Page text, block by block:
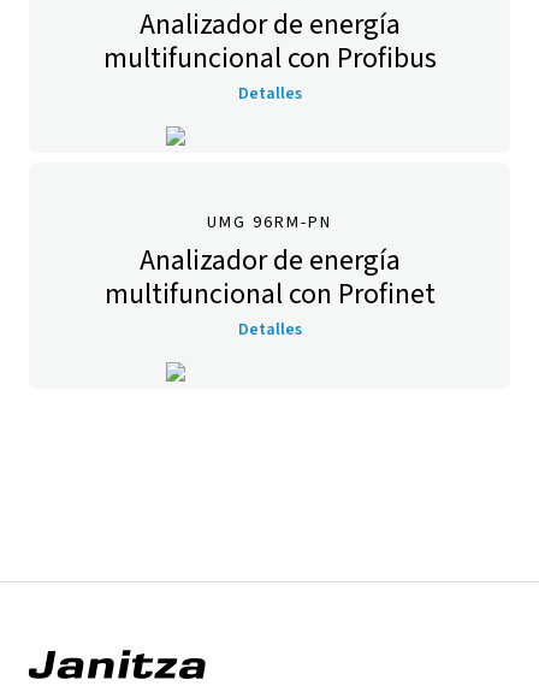
Analizador de energía
multifuncional con Profibus
Detalles
UMG 96RM-PN
Analizador de energía
multifuncional con Profinet
Detalles